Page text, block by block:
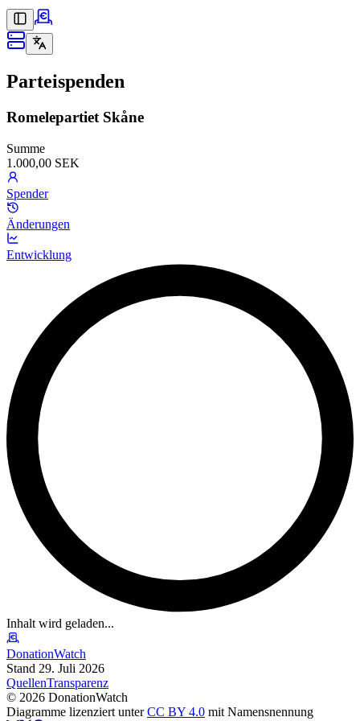
Parteispenden
Romelepartiet Skåne
Summe
1.000,00 SEK
Spender
Änderungen
Entwicklung
Inhalt wird geladen...
DonationWatch
Stand 29. Juli 2026
QuellenTransparenz
© 2026 DonationWatch
Diagramme lizenziert unterCC BY 4.0 mit Namensnennung